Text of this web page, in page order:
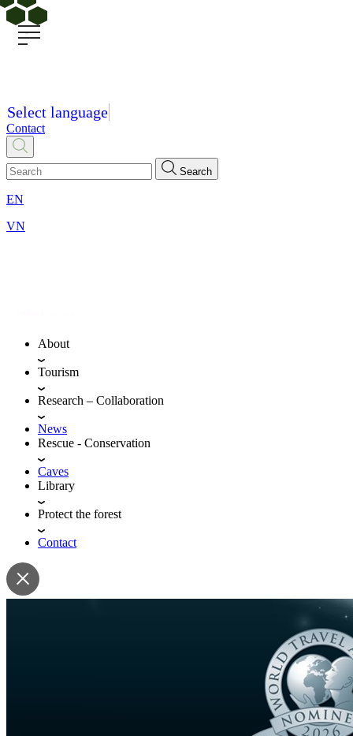
Select language
Contact
Search
EN
VN
About
Tourism
Research – Collaboration
News
Rescue - Conservation
Caves
Library
Protect the forest
Contact